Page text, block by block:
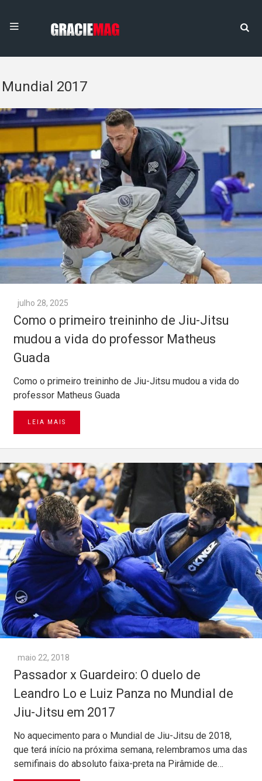
Mundial 2017
julho 28, 2025
Como o primeiro treininho de Jiu-Jitsu
mudou a vida do professor Matheus
Guada
Como o primeiro treininho de Jiu-Jitsu mudou a vida do
professor Matheus Guada
LEIA MAIS
maio 22, 2018
Passador x Guardeiro: O duelo de
Leandro Lo e Luiz Panza no Mundial de
Jiu-Jitsu em 2017
No aquecimento para o Mundial de Jiu-Jitsu de 2018,
que terá início na próxima semana, relembramos uma das
semifinais do absoluto faixa-preta na Pirâmide de…